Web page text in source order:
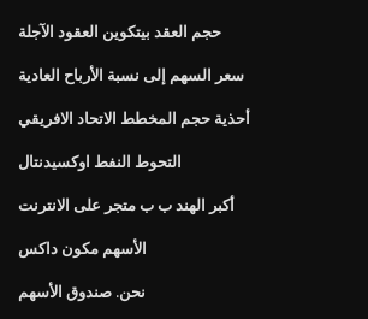
حجم العقد بيتكوين العقود الآجلة
سعر السهم إلى نسبة الأرباح العادية
أحذية حجم المخطط الاتحاد الافريقي
التحوط النفط اوكسيدنتال
أكبر الهند ب ب متجر على الانترنت
الأسهم مكون داكس
نحن. صندوق الأسهم